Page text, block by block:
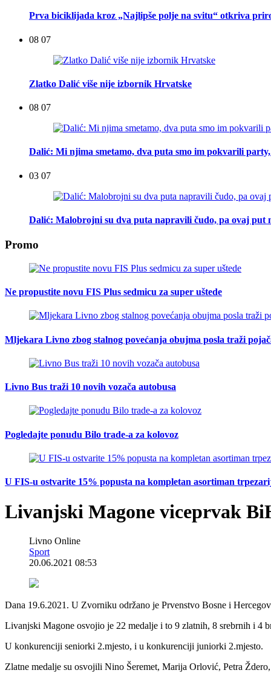
Prva biciklijada kroz „Najlipše polje na svitu“ otkriva
08 07
Zlatko Dalić više nije izbornik Hrvatske
08 07
Dalić: Mi njima smetamo, dva puta smo im pokvarili
03 07
Dalić: Malobrojni su dva puta napravili čudo, pa ovaj put
Promo
Ne propustite novu FIS Plus sedmicu za super uštede
Mljekara Livno zbog stalnog povećanja obujma posla traži
Livno Bus traži 10 novih vozača autobusa
Pogledajte ponudu Bilo trade-a za kolovoz
U FIS-u ostvarite 15% popusta na kompletan asortiman
Livanjski Magone viceprvak
Livno Online
Sport
20.06.2021 08:53
Dana 19.6.2021. U Zvorniku održano je Prvenstvo Bosne i
Livanjski Magone osvojio je 22 medalje i to 9 zlatnih, 8 srebrnih i 4
U konkurenciji seniorki 2.mjesto, i u konkurenciji juniorki 2.mjesto.
Zlatne medalje su osvojili Nino Šeremet, Marija Orlović, Petra